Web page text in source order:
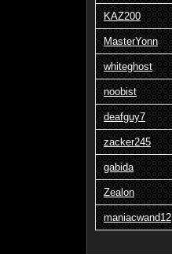
KAZ200
MasterYonn
whiteghost
noobist
deafguy7
zacker245
gabida
Zealon
maniacwand12